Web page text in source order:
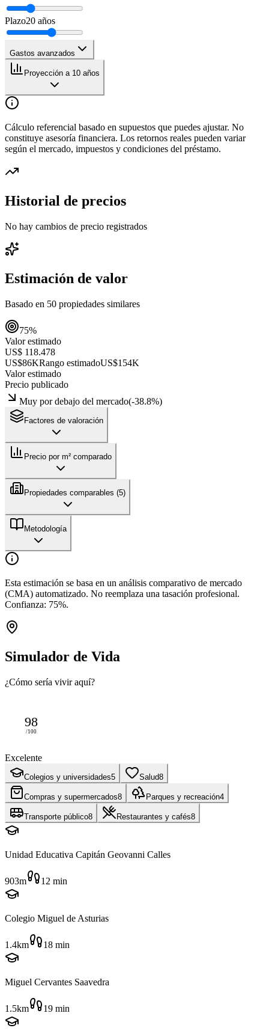
Plazo20 años
Gastos avanzados
Proyección a 10 años
Cálculo referencial basado en supuestos que puedes ajustar. No
constituye asesoría financiera. Los retornos reales pueden variar
según el mercado, impuestos y condiciones del préstamo.
Historial de precios
No hay cambios de precio registrados
Estimación de valor
Basado en 50 propiedades similares
75%
Valor estimado
US$ 118.478
US$86KRango estimadoUS$154K
Valor estimado
Precio publicado
Muy por debajo del mercado(-38.8%)
Factores de valoración
Precio por m² comparado
Propiedades comparables (5)
Metodología
Esta estimación se basa en un análisis comparativo de mercado
(CMA) automatizado. No reemplaza una tasación profesional.
Confianza: 75%.
Simulador de Vida
¿Cómo sería vivir aquí?
98
/100
Excelente
Colegios y universidades5 Salud8
Compras y supermercados8 Parques y recreación4
Transporte público8 Restaurantes y cafés8
Unidad Educativa Capitán Geovanni Calles
903m 12 min
Colegio Miguel de Asturias
1.4km 18 min
Miguel Cervantes Saavedra
1.5km 19 min